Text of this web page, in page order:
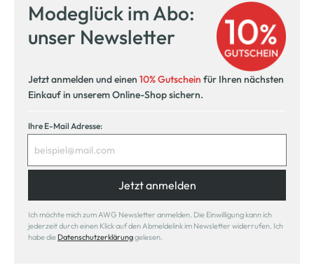
Kostenlose Filiallieferung
in Ihre Wunschfiliale
Modeglück im Abo:
unser Newsletter
Jetzt anmelden und einen 10% Gutschein für Ihren nächsten
Einkauf in unserem Online-Shop sichern.
Ihre E-Mail Adresse:
Jetzt anmelden
Ich möchte mich zum AWG Newsletter anmelden. Die Einwilligung kann ich
jederzeit durch einen Klick auf den Abmeldelink im Newsletter widerrufen. Ich
habe die Datenschutzerklärunggelesen.